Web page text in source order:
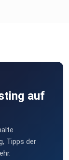
auf
Tipps der